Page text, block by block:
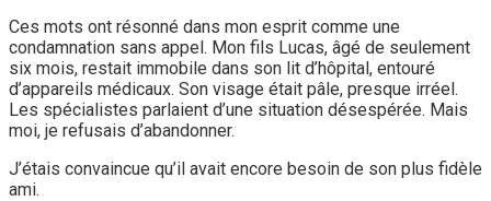
Ces mots ont résonné dans mon esprit comme une
condamnation sans appel. Mon fils Lucas, âgé de seulement
six mois, restait immobile dans son lit d’hôpital, entouré
d’appareils médicaux. Son visage était pâle, presque irréel.
Les spécialistes parlaient d’une situation désespérée. Mais
moi, je refusais d’abandonner.
J’étais convaincue qu’il avait encore besoin de son plus fidèle
ami.